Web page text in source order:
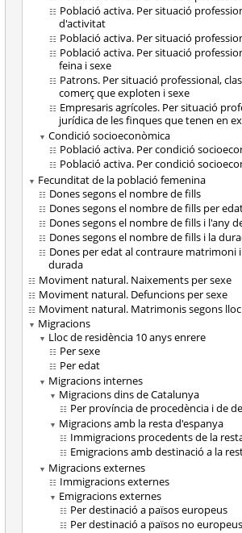
Població activa. Per situació
d'activitat
Població activa. Per situació
Població activa. Per situació
feina i sexe
Patrons. Per situació professional,
comerç que exploten i sexe
Empresaris agrícoles. Per situació
jurídica de les finques que tenen en
Condició socioeconòmica
Població activa. Per condició
Població activa. Per condició
Fecunditat de la població femenina
Dones segons el nombre de fills
Dones segons el nombre de fills per
Dones segons el nombre de fills i l'any
Dones segons el nombre de fills i la
Dones per edat al contraure matrimoni i
durada
Moviment natural. Naixements per sexe
Moviment natural. Defuncions per sexe
Moviment natural. Matrimonis segons
Migracions
Lloc de residència 10 anys enrere
Per sexe
Per edat
Migracions internes
Migracions dins de Catalunya
Per província de procedència i de
Migracions amb la resta d'espanya
Immigracions procedents de la
Emigracions amb destinació a la
Migracions externes
Immigracions externes
Emigracions externes
Per destinació a països europeus
Per destinació a països no europeus